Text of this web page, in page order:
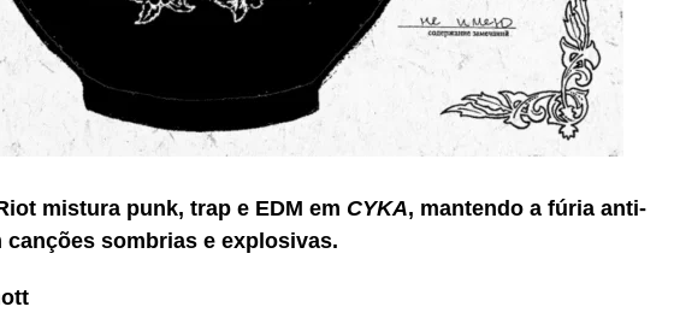
mistura punk, trap e EDM em CYKA, mantendo a fúria anti-
canções sombrias e explosivas.